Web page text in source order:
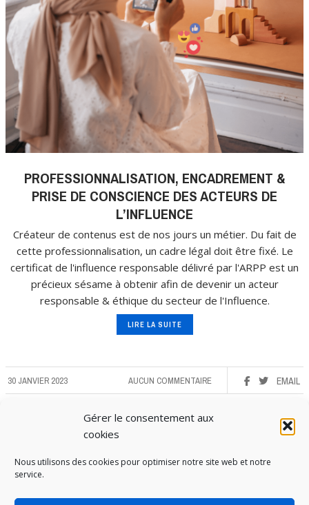
Gérer le consentement aux
cookies
Nous utilisons des cookies pour optimiser notre site web et notre
service.
PROFESSIONNALISATION, ENCADREMENT &
PRISE DE CONSCIENCE DES ACTEURS DE
L’INFLUENCE
Créateur de contenus est de nos jours un métier. Du fait de
cette professionnalisation, un cadre légal doit être fixé. Le
certificat de l'influence responsable délivré par l'ARPP est un
précieux sésame à obtenir afin de devenir un acteur
responsable & éthique du secteur de l'Influence.
LIRE LA SUITE
30 JANVIER 2023 EMAIL
AUCUN COMMENTAIRE